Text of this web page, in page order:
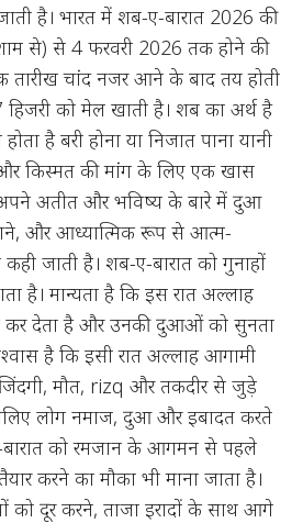
है। भारत में शब-ए-बारात 2026 की
से) से 4 फरवरी 2026 तक होने की
तारीख चांद नजर आने के बाद तय होती
को मेल खाती है। शब का अर्थ है
है बरी होना या निजात पाना यानी
किस्मत की मांग के लिए एक खास
अतीत और भविष्य के बारे में दुआ
और आध्यात्मिक रूप से आत्म-
कही जाती है। शब-ए-बारात को गुनाहों
है। मान्यता है कि इस रात अल्लाह
कर देता है और उनकी दुआओं को सुनता
है कि इसी रात अल्लाह आगामी
मौत, rizq और तकदीर से जुड़े
लोग नमाज, दुआ और इबादत करते
को रमजान के आगमन से पहले
करने का मौका भी माना जाता है।
को दूर करने, ताजा इरादों के साथ आगे